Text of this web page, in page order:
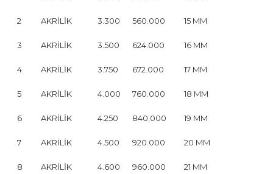
2 AKRİLİK 3.300 560.000 15 MM
3 AKRİLİK 3.500 624.000 16 MM
4 AKRİLİK 3.750 672.000 17 MM
5 AKRİLİK 4.000 760.000 18 MM
6 AKRİLİK 4.250 840.000 19 MM
7 AKRİLİK 4.500 920.000 20 MM
8 AKRİLİK 4.600 960.000 21 MM